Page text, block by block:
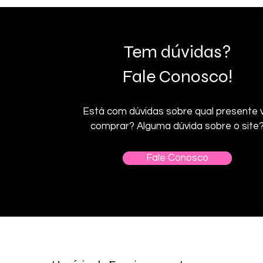
Tem dúvidas?
Fale Conosco!
Está com dúvidas sobre qual presente
comprar? Alguma dúvida sobre o
Fale Conosco